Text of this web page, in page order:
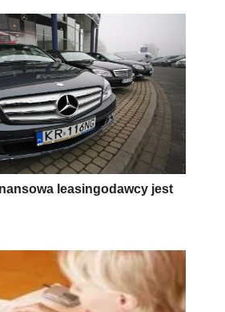
leasingodawcy jest